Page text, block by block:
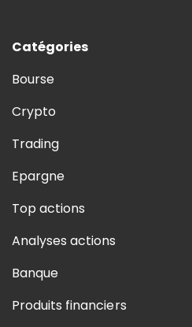
Catégories
Bourse
Crypto
Trading
Epargne
Top actions
Analyses actions
Banque
Produits financiers